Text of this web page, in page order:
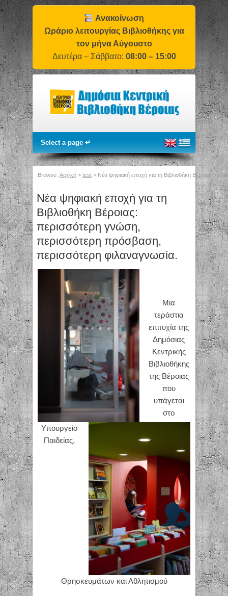
Ανακοίνωση
Ωράριο λειτουργίας Βιβλιοθήκης για
τον μήνα Αύγουστο
Δευτέρα – Σάββατο: 08:00 – 15:00
Browse: Αρχική > test > Νέα ψηφιακή εποχή για τη Βιβλιοθήκη Βέροιας:
Νέα ψηφιακή εποχή για τη
Βιβλιοθήκη Βέροιας:
περισσότερη γνώση,
περισσότερη πρόσβαση,
περισσότερη φιλαναγνωσία.
Μια
τεράστια
επιτυχία της
Δημόσιας
Κεντρικής
Βιβλιοθήκης
της Βέροιας
που
υπάγεται
στο
Υπουργείο
Παιδείας,
Θρησκευμάτων και Αθλητισμού